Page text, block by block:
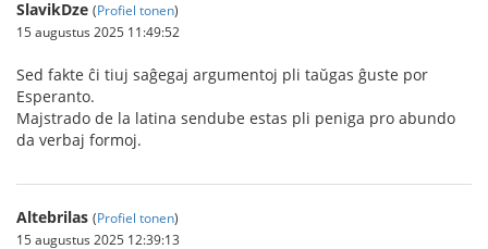
SlavikDze (Profiel tonen)
15 augustus 2025 11:49:52
Sed fakte ĉi tiuj saĝegaj argumentoj pli taŭgas ĝuste por
Esperanto.
Majstrado de la latina sendube estas pli peniga pro abundo
da verbaj formoj.
Altebrilas (Profiel tonen)
15 augustus 2025 12:39:13